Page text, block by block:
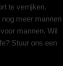
te verrijken.
meer mannen
mannen. Wil
Stuur ons een